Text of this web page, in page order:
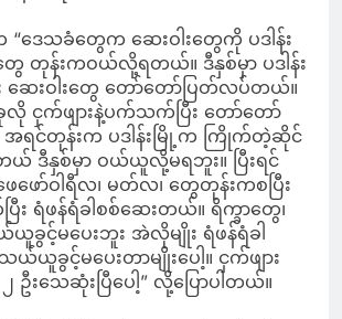
ဒေသခံတွေက ဆေးဝါးတွေကို ပဒါန်း
ေ တုန်းကဝယ်လို့ရတယ်။ ဒီနှစ်မှာ ပဒါန်း
ဆေးဝါးတွေ တော်တော်ပြတ်လပ်တယ်။
ငှက်ဖျားနဲ့ပက်သက်ပြီး တော်တော်
အရင်တုန်းက ပဒါန်းမြို့က ကြိုက်တဲ့ဆိုင်
ဒီနှစ်မှာ ဝယ်ယူလို့မရဘူး။ ပြီးရင်
ဖော်ဝါရီလ၊ မတ်လ၊ တွေတုန်းကစပြီး
း ရံဖန်ရံခါစစ်ဆေးတယ်။ ရိက္ခာတွေ၊
ခွင့်မပေးဘူး အဲလိုမျိုး ရံဖန်ရံခါ
ယူခွင့်မပေးတာမျိုးပေါ့။ ငှက်ဖျား
ဦးသေဆုံးပြီပေါ့” လို့ပြောပါတယ်။